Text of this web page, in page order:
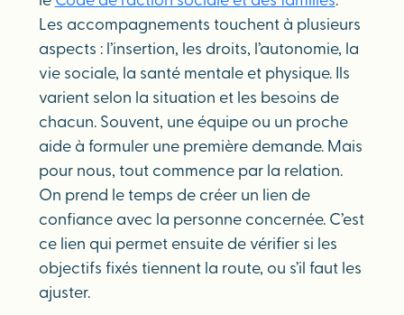
Les accompagnements touchent à plusieurs
aspects : l’insertion, les droits, l’autonomie, la
vie sociale, la santé mentale et physique. Ils
varient selon la situation et les besoins de
chacun. Souvent, une équipe ou un proche
aide à formuler une première demande. Mais
pour nous, tout commence par la relation.
On prend le temps de créer un lien de
confiance avec la personne concernée. C’est
ce lien qui permet ensuite de vérifier si les
objectifs fixés tiennent la route, ou s’il faut les
ajuster.